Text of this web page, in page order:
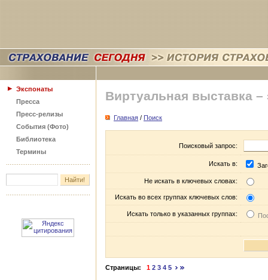
Экспонаты
Пресса
Пресс-релизы
События (Фото)
Библиотека
Термины
Виртуальная выставка –
Главная / Поиск
Поисковый запрос:
Искать в:
Не искать в ключевых словах:
Искать во всех группах ключевых слов:
Искать только в указанных группах:
Страницы: 1 2 3 4 5